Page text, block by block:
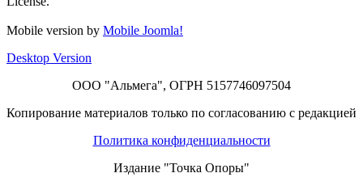
Mobile version by Mobile Joomla!
Desktop Version
ООО "Альмега", ОГРН 5157746097504
Копирование материалов только по согласованию с редакцией
Политика конфиденциальности
Издание "Точка Опоры"